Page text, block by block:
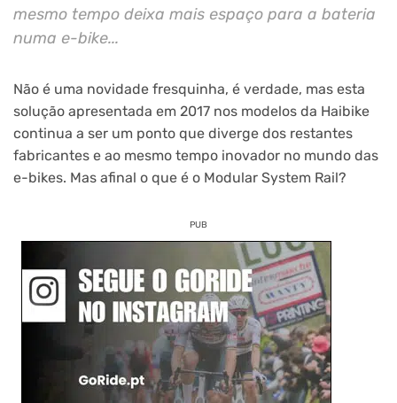
mesmo tempo deixa mais espaço para a bateria
numa e-bike...
Não é uma novidade fresquinha, é verdade, mas esta
solução apresentada em 2017 nos modelos da Haibike
continua a ser um ponto que diverge dos restantes
fabricantes e ao mesmo tempo inovador no mundo das
e-bikes. Mas afinal o que é o Modular System Rail?
PUB